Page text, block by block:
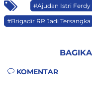
#Ajudan Istri Ferdy
#Brigadir RR Jadi Tersangka
KOMENTAR